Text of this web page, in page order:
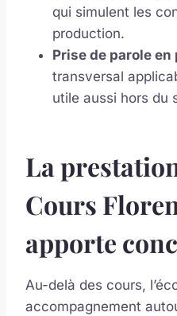
qui simulent les
production.
Prise de parole
transversal
utile aussi hors du
La
Cours
apporte
Au-delà des cours,
accompagnement